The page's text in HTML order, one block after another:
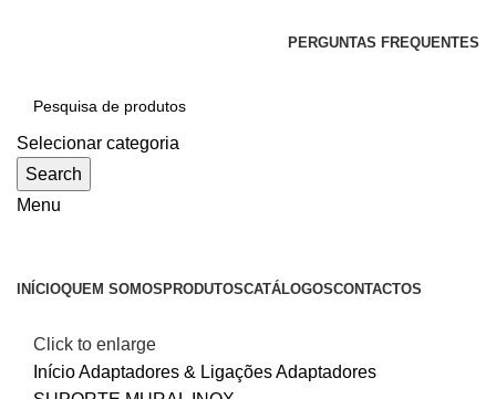
PERGUNTAS FREQUENTES
Selecionar categoria
Search
Menu
INÍCIOQUEM SOMOS PRODUTOSCATÁLOGOSCONTACTOS
Click to enlarge
InícioAdaptadores & LigaçõesAdaptadores